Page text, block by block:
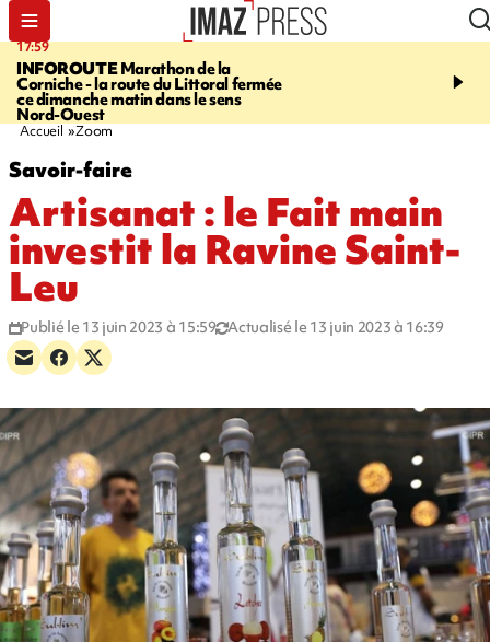
17:59
INFOROUTEMarathon de la
Corniche - la route du Littoral fermée
ce dimanche matin dans le sens
Nord-Ouest
07:40
1.300 coureurs sur le
Accueil Zoom
Savoir-faire
Artisanat : le Fait main
investit la Ravine Saint-
Leu
Publié le 13 juin 2023 à 15:59 Actualisé le 13 juin 2023 à 16:39